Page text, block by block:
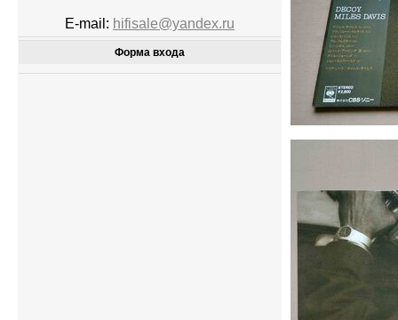
E-mail: hifisale@yandex.ru
Форма входа